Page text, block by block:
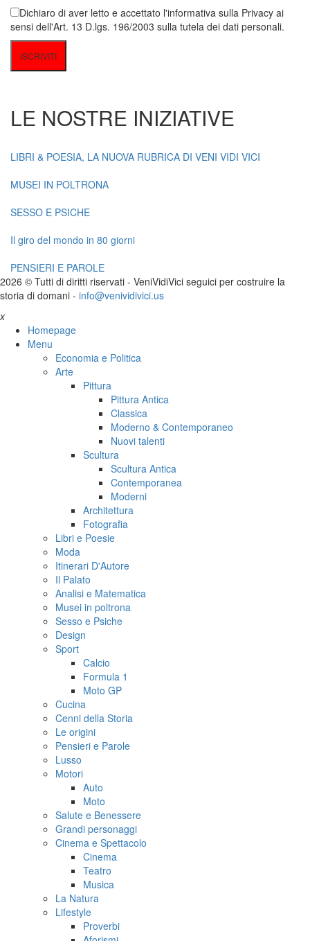
Dichiaro di aver letto e accettato l'informativa sulla Privacy ai
sensi dell'Art. 13 D.lgs. 196/2003 sulla tutela dei dati personali.
LE NOSTRE INIZIATIVE
LIBRI & POESIA, LA NUOVA RUBRICA DI VENI VIDI VICI
MUSEI IN POLTRONA
SESSO E PSICHE
Il giro del mondo in 80 giorni
PENSIERI E PAROLE
2026 © Tutti di diritti riservati - VeniVidiVici seguici per costruire la
storia di domani - info@venividivici.us
x
Homepage
Menu
Economia e Politica
Arte
Pittura
Pittura Antica
Classica
Moderno & Contemporaneo
Nuovi talenti
Scultura
Scultura Antica
Contemporanea
Moderni
Architettura
Fotografia
Libri e Poesie
Moda
Itinerari D'Autore
Il Palato
Analisi e Matematica
Musei in poltrona
Sesso e Psiche
Design
Sport
Calcio
Formula 1
Moto GP
Cucina
Cenni della Storia
Le origini
Pensieri e Parole
Lusso
Motori
Auto
Moto
Salute e Benessere
Grandi personaggi
Cinema e Spettacolo
Cinema
Teatro
Musica
La Natura
Lifestyle
Proverbi